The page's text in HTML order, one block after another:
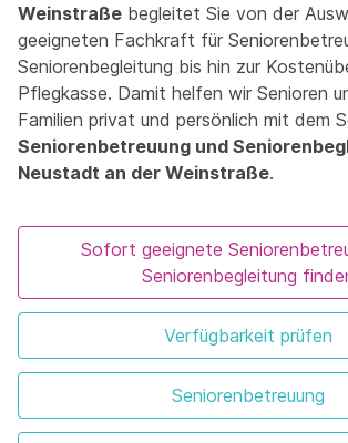
Weinstraße begleitet Sie von der
geeigneten Fachkraft für
Seniorenbegleitung bis hin zur
Pflegkasse. Damit helfen wir Senioren
Familien privat und persönlich mit dem
Seniorenbetreuung und
Neustadt an der Weinstraße.
Sofort geeignete
Seniorenbegleitung
Verfügbarkeit prüfen
Seniorenbetreuung